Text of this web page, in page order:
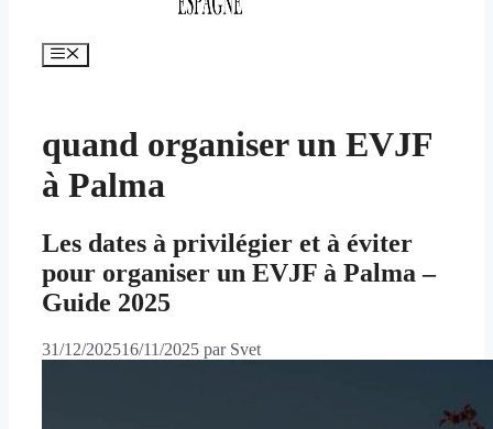
Menu
quand organiser un EVJF
à Palma
Les dates à privilégier et à éviter
pour organiser un EVJF à Palma –
Guide 2025
31/12/202516/11/2025 par Svet